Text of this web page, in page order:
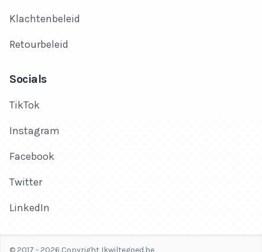
Klachtenbeleid
Retourbeleid
Socials
TikTok
Instagram
Facebook
Twitter
LinkedIn
© 2017 - 2026 Copyright Ikwiltegoed.be